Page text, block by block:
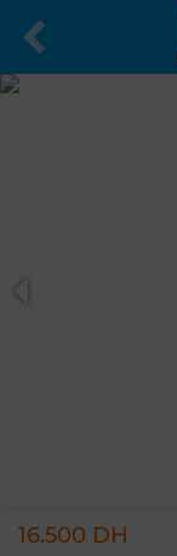
16.500 DH